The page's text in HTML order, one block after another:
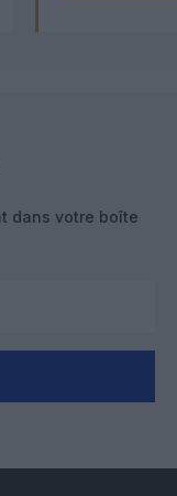
dans votre boîte